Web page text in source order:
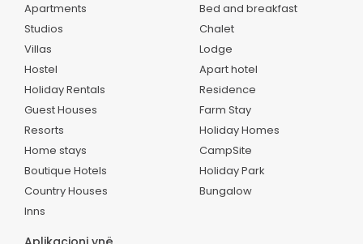
Apartments
Studios
Villas
Hostel
Holiday Rentals
Guest Houses
Resorts
Home stays
Boutique Hotels
Country Houses
Inns
Bed and breakfast
Chalet
Lodge
Apart hotel
Residence
Farm Stay
Holiday Homes
CampSite
Holiday Park
Bungalow